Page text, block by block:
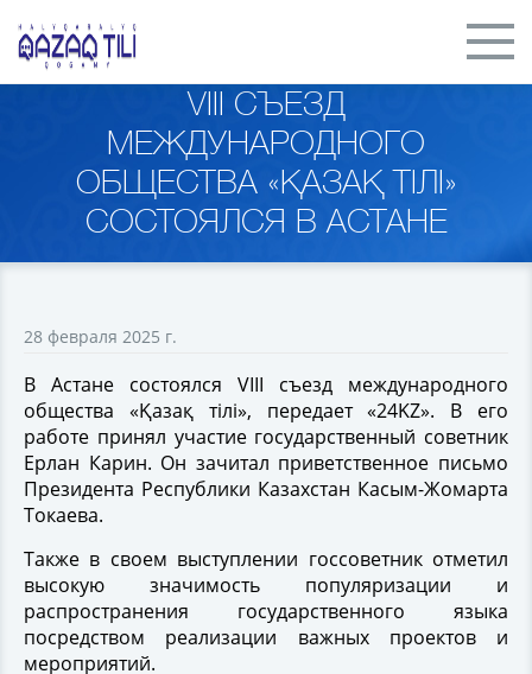
VIII СЪЕЗД
МЕЖДУНАРОДНОГО
ОБЩЕСТВА «ҚАЗАҚ ТІЛІ»
СОСТОЯЛСЯ В АСТАНЕ
28 февраля 2025 г.
В Астане состоялся VIII съезд международного
общества «Қазақ тілі», передает «24KZ». В его
работе принял участие государственный советник
Ерлан Карин. Он зачитал приветственное письмо
Президента Республики Казахстан Касым-Жомарта
Токаева.
Также в своем выступлении госсоветник отметил
высокую значимость популяризации и
распространения государственного языка
посредством реализации важных проектов и
мероприятий.